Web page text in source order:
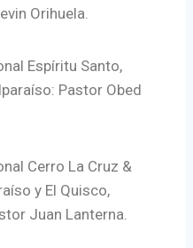
Orihuela.
Espíritu Santo,
Pastor Obed
Cerro La Cruz &
y El Quisco,
Juan Lanterna.